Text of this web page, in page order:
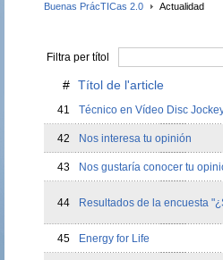
Buenas PrácTICas 2.0 Actualidad
Filtra per títol
# Títol de l'article
41 Técnico en Vídeo Disc
42 Nos interesa tu opinión
43 Nos gustaría conocer tu
44 Resultados de la encuesta
45 Energy for Life